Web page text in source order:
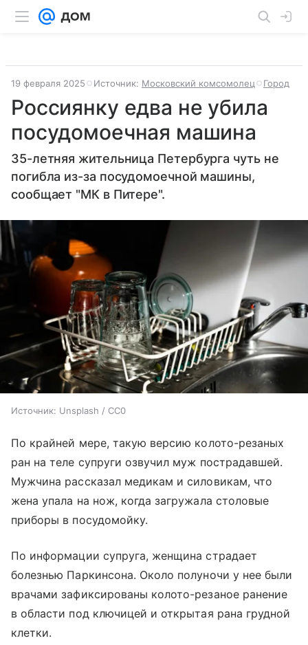
19 февраля 2025 Источник: Московский комсомолец Город
Россиянку едва не убила
посудомоечная машина
35-летняя жительница Петербурга чуть не
погибла из-за посудомоечной машины,
сообщает "МК в Питере".
Источник: Unsplash / CC0
По крайней мере, такую версию колото-резаных
ран на теле супруги озвучил муж пострадавшей.
Мужчина рассказал медикам и силовикам, что
жена упала на нож, когда загружала столовые
приборы в посудомойку.
По информации супруга, женщина страдает
болезнью Паркинсона. Около полуночи у нее были
врачами зафиксированы колото-резаное ранение
в области под ключицей и открытая рана грудной
клетки.